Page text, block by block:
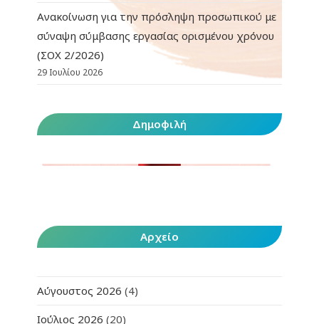
Ανακοίνωση για την πρόσληψη προσωπικού με
σύναψη σύμβασης εργασίας ορισμένου χρόνου
(ΣΟΧ 2/2026)
29 Ιουλίου 2026
Δημοφιλή
Αρχείο
Αύγουστος 2026 (4)
Ιούλιος 2026 (20)